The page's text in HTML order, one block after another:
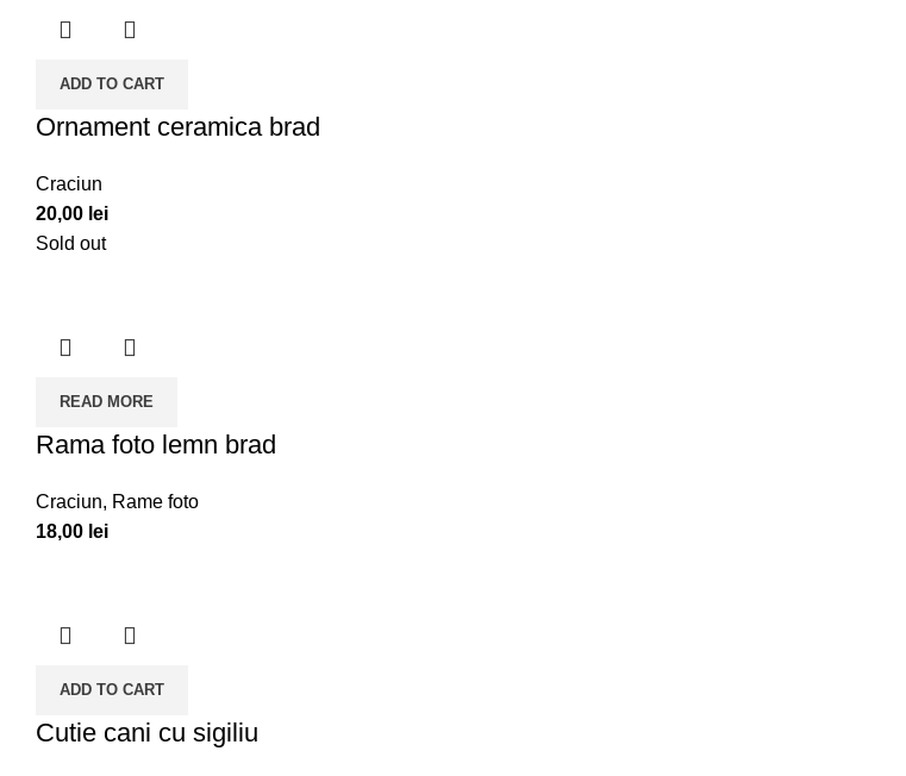
ADD TO CART
Ornament ceramica brad
Craciun
20,00 lei
Sold out
READ MORE
Rama foto lemn brad
Craciun, Rame foto
18,00 lei
ADD TO CART
Cutie cani cu sigiliu